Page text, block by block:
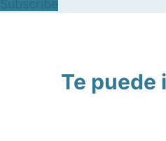
Te puede